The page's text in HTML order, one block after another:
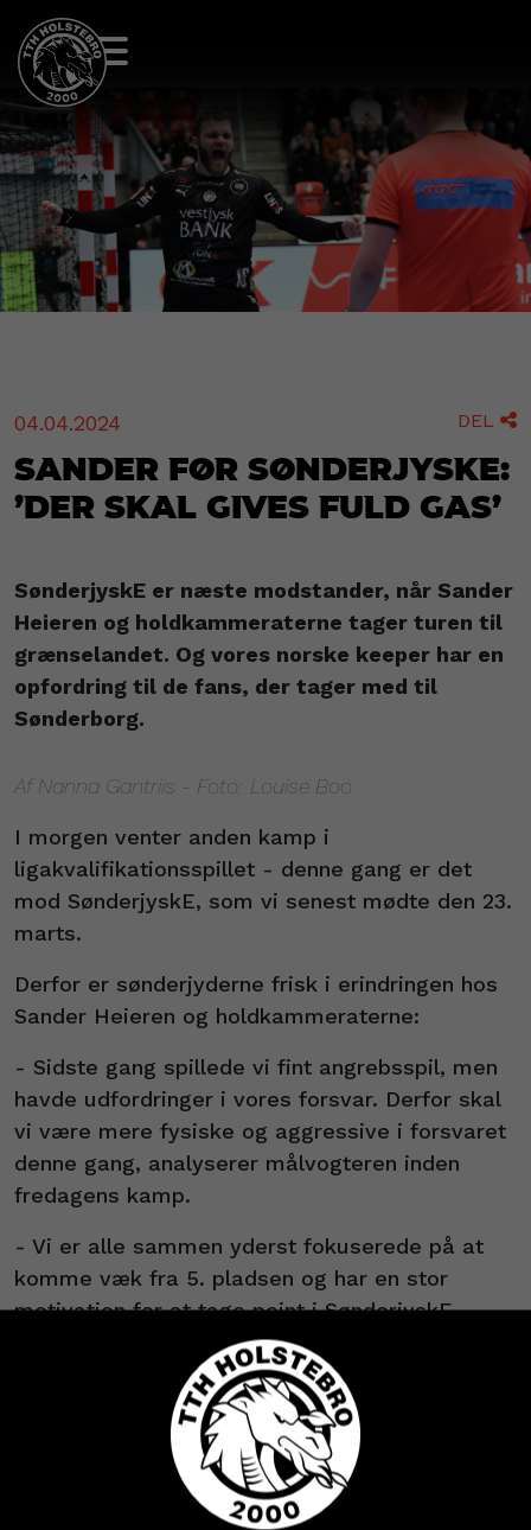
Køb dine billetter og
04.04.2024 DEL 
Sander før SønderjyskE:
’Der skal gives fuld gas’
SønderjyskE er næste modstander, når Sander
Heieren og holdkammeraterne tager turen til
grænselandet. Og vores norske keeper har en
opfordring til de fans, der tager med til
Sønderborg.
Af Nanna Gantriis - Foto: Louise Boo
I morgen venter anden kamp i
ligakvalifikationsspillet - denne gang er det
mod SønderjyskE, som vi senest mødte den 23.
marts.
Derfor er sønderjyderne frisk i erindringen hos
Sander Heieren og holdkammeraterne:
- Sidste gang spillede vi fint angrebsspil, men
havde udfordringer i vores forsvar. Derfor skal
vi være mere fysiske og aggressive i forsvaret
denne gang, analyserer målvogteren inden
fredagens kamp.
- Vi er alle sammen yderst fokuserede på at
komme væk fra 5. pladsen og har en stor
motivation for at tage point i SønderjyskE.
’Må meget gerne bakke højlydt op’
Aggressivitet - i hvert fald aggressivitet mod
trommerne og stemmebåndene - vil Sander
Heieren også gerne se fra de fans og
sponsorer, der tager bussen til SønderjyskE: